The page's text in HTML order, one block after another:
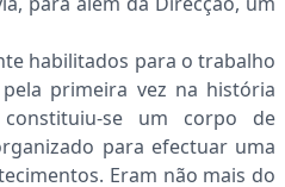
habilitados para o trabalho
primeira vez na história
constituiu-se um corpo de
para efectuar uma
Eram não mais do